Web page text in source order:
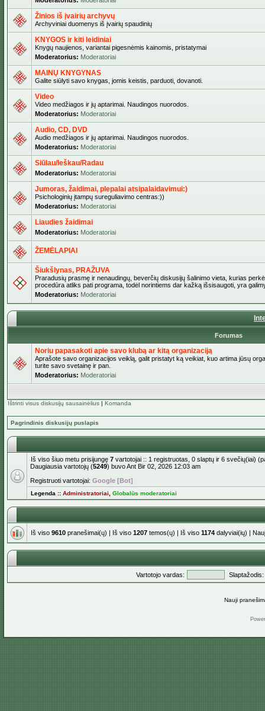
Žinios iš įvairių archyvų
Archyviniai duomenys iš įvairių spaudinių
KNYGOS ir kiti leidiniai
Knygų naujienos, variantai pigesnėmis kainomis, pristatymai
Moderatorius: Moderatoriai
MAINŲ KNYGYNAS
Galite siūlyti savo knygas, jomis keistis, parduoti, dovanoti.
Video
Video medžiagos ir jų aptarimai. Naudingos nuorodos.
Moderatorius: Moderatoriai
Audio, CD, DVD
Audio medžiagos ir jų aptarimai. Naudingos nuorodos.
Moderatorius: Moderatoriai
Siūlau/Ieškau/Radau
Moderatorius: Moderatoriai
Jumoras, žaidimai, plepalai atsipalaidavimui:)
Psichologinių įtampų sureguliavimo centras:))
Moderatorius: Moderatoriai
Liaudies žaidimai
Moderatorius: Moderatoriai
ŽEMĖLAPIAI
Šiukšlynas, PRAŽUVA
Praradusių prasmę ir nenaudingų, beverčių diskusijų šalinimo vieta, kurias
procedūra atliks pati programa, todėl norintiems dar kažką išsisaugoti, yra
Moderatorius: Moderatoriai
Forumas
Noriu papasakoti apie savo klubą ar kitą organizaciją
Aprašote savo organizacijos veiklą, galit pristatyt ką veikiat, kuo artima jūsų
turite savo svetainę ir pan.
Moderatorius: Moderatoriai
Ištrinti visus diskusijų sausainėlius | Komanda
Pagrindinis diskusijų puslapis
Iš viso šiuo metu prisijungę 7 vartotojai :: 1 registruotas, 0 slaptų ir 6 svečių(iai)
Daugiausia vartotojų (5249) buvo Ant Bir 02, 2026 12:03 am
Registruoti vartotojai: Google [Bot]
Legenda :: Administratoriai Globalūs moderatoriai
Iš viso 9610 pranešimai(ų) | Iš viso 1207 temos(ų) | Iš viso 1174 dalyviai(ių) |
Vartotojo vardas: Slaptažodis:
Nauji